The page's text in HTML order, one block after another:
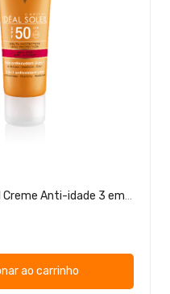
Vichy Idéal Soleil Creme Anti-idade 3 em 1 SPF 50
ao carrinho